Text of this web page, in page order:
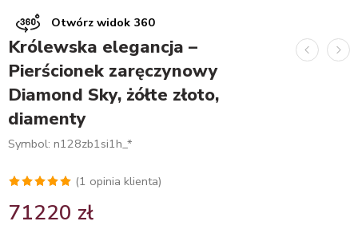
Otwórz widok 360
Królewska elegancja –
Pierścionek zaręczynowy
Diamond Sky, żółte złoto,
diamenty
Symbol: n128zb1si1h_*
5.00 na 5
(1 opinia klienta)
71220 zł